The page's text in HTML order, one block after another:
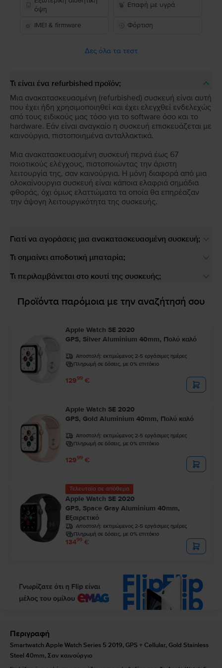
όψη
Επαφή με υγρά
IMEI & firmware Φόρτιση
Δες όλα τα τεστ
Τι είναι ένα refurbished προϊόν;
Μια ανακατασκευασμένη (refurbished) συσκευή είναι αυτή
που έχει ήδη χρησιμοποιηθεί και έχει ελεγχθεί ενδελεχώς
από τους ειδικούς μας τόσο για το software όσο και το
hardware. Εάν είναι αναγκαίο η συσκευή επισκευάζεται με
καινούργια, πιστοποιημένα ανταλλακτικά.
Μια ανακατασκευασμένη συσκευή περνά έως 67
ποιοτικούς ελέγχους, πιστοποιώντας την άριστη
λειτουργία της, σαν καινούργια. Η μόνη διαφορά από μια
ολοκαίνουργια συσκευή είναι κάποια ελαφριά σημάδια
φθοράς, όχι όμως ελαττώματα τα οποία θα επηρέαζαν
την άψογη λειτουργικότητα της συσκευής.
Γιατί να αγοράσεις μια ανακατασκευασμένη συσκευή;
Τι σημαίνει αποδοτική μπαταρία;
Τι περιλαμβάνεται στο κουτί της συσκευής;
Προϊόντα παρόμοια με την αναζήτησή σου
Apple Watch SE 2020
GPS, Silver Aluminium 40mm, Πολύ καλό
Αποστολή: εκτιμώμενος 2-5 εργάσιμες ημέρες
Πληρωμή σε δόσεις, με 0% επιτόκιο
12999 €
Apple Watch SE 2020
GPS, Gold Aluminium 40mm, Πολύ καλό
Αποστολή: εκτιμώμενος 2-5 εργάσιμες ημέρες
Πληρωμή σε δόσεις, με 0% επιτόκιο
12999 €
Τελευταίο σε απόθεμα
Apple Watch SE 2020
GPS, Space Gray Aluminium 40mm,
Εξαιρετικό
Αποστολή: εκτιμώμενος 2-5 εργάσιμες ημέρες
Πληρωμή σε δόσεις, με 0% επιτόκιο
13499 €
Περιγραφή
Smartwatch Apple Watch Series 5 2019, GPS + Cellular, Gold Stainless
Steel 40mm, Σαν καινούργιο